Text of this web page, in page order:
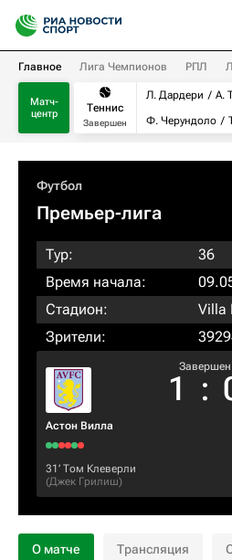
Главное Лига Чемпионов РПЛ
Матч-
центр
Теннис
Завершен
Л. Дардери
А.
Ф. Черундоло
Футбол
Премьер-лига
Тур:
36
Время начала:
Стадион:
Villa
Зрители:
Астон Вилла
Завершен
1 :
31‎’‎ Том Клеверли
(Джек Грилиш)
О матче Трансляция